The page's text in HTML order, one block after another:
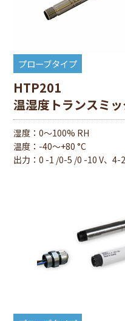
プローブタイプ
HTP201
温湿度トランスミ
湿度：0〜100% RH
温度：-40〜+80 °C
出力：0 -1 /0-5 /0 -10 V、4-